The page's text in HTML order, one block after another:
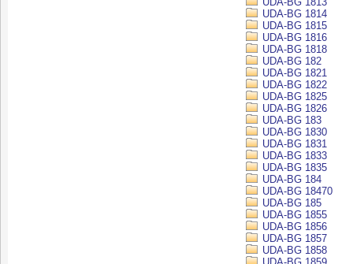
UDA-BG 1814
UDA-BG 1815
UDA-BG 1816
UDA-BG 1818
UDA-BG 182
UDA-BG 1821
UDA-BG 1822
UDA-BG 1825
UDA-BG 1826
UDA-BG 183
UDA-BG 1830
UDA-BG 1831
UDA-BG 1833
UDA-BG 1835
UDA-BG 184
UDA-BG 18470
UDA-BG 185
UDA-BG 1855
UDA-BG 1856
UDA-BG 1857
UDA-BG 1858